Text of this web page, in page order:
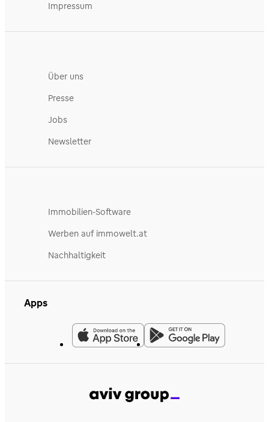
Impressum
Über uns
Presse
Jobs
Newsletter
Immobilien-Software
Werben auf immowelt.at
Nachhaltigkeit
Apps